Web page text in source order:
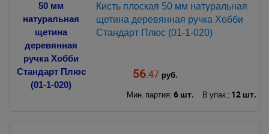
Кисть плоская 50 мм натуральная
щетина деревянная ручка Хобби
Стандарт Плюс (01-1-020)
56.47 руб.
Мин. партия: 6 шт. В упак.: 12 шт.